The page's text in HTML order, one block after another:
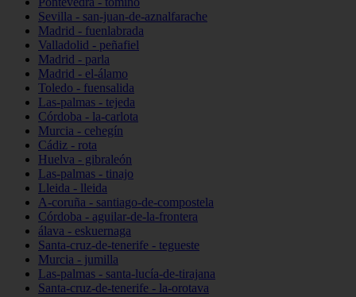
Sevilla - san-juan-de-aznalfarache
Madrid - fuenlabrada
Valladolid - peñafiel
Madrid - parla
Madrid - el-álamo
Toledo - fuensalida
Las-palmas - tejeda
Córdoba - la-carlota
Murcia - cehegín
Cádiz - rota
Huelva - gibraleón
Las-palmas - tinajo
Lleida - lleida
A-coruña - santiago-de-compostela
Córdoba - aguilar-de-la-frontera
álava - eskuernaga
Santa-cruz-de-tenerife - tegueste
Murcia - jumilla
Las-palmas - santa-lucía-de-tirajana
Santa-cruz-de-tenerife - la-orotava